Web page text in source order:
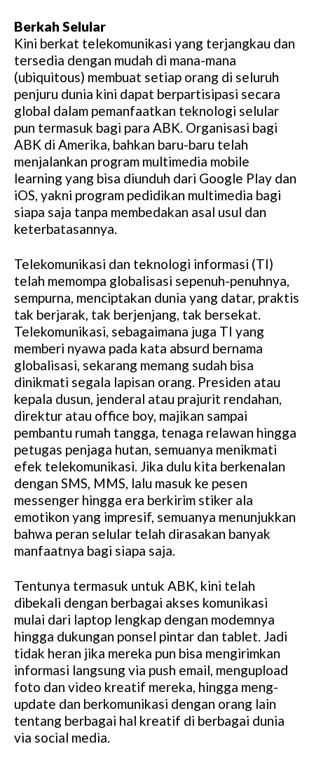
Berkah Selular
Kini berkat telekomunikasi yang terjangkau dan
tersedia dengan mudah di mana-mana
(ubiquitous) membuat setiap orang di seluruh
penjuru dunia kini dapat berpartisipasi secara
global dalam pemanfaatkan teknologi selular
pun termasuk bagi para ABK. Organisasi bagi
ABK di Amerika, bahkan baru-baru telah
menjalankan program multimedia mobile
learning yang bisa diunduh dari Google Play dan
iOS, yakni program pedidikan multimedia bagi
siapa saja tanpa membedakan asal usul dan
keterbatasannya.
Telekomunikasi dan teknologi informasi (TI)
telah memompa globalisasi sepenuh-penuhnya,
sempurna, menciptakan dunia yang datar, praktis
tak berjarak, tak berjenjang, tak bersekat.
Telekomunikasi, sebagaimana juga TI yang
memberi nyawa pada kata absurd bernama
globalisasi, sekarang memang sudah bisa
dinikmati segala lapisan orang. Presiden atau
kepala dusun, jenderal atau prajurit rendahan,
direktur atau office boy, majikan sampai
pembantu rumah tangga, tenaga relawan hingga
petugas penjaga hutan, semuanya menikmati
efek telekomunikasi. Jika dulu kita berkenalan
dengan SMS, MMS, lalu masuk ke pesen
messenger hingga era berkirim stiker ala
emotikon yang impresif, semuanya menunjukkan
bahwa peran selular telah dirasakan banyak
manfaatnya bagi siapa saja.
Tentunya termasuk untuk ABK, kini telah
dibekali dengan berbagai akses komunikasi
mulai dari laptop lengkap dengan modemnya
hingga dukungan ponsel pintar dan tablet. Jadi
tidak heran jika mereka pun bisa mengirimkan
informasi langsung via push email, mengupload
foto dan video kreatif mereka, hingga meng-
update dan berkomunikasi dengan orang lain
tentang berbagai hal kreatif di berbagai dunia
via social media.